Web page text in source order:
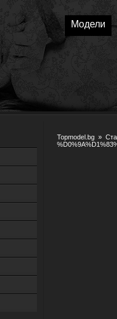
Модели
Topmodel.bg »